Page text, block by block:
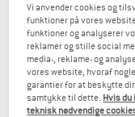
phase
NOW UP
Vi anvender cookies og
funktioner på vores
funktioner og analyserer
reklamer og stille social
media-, reklame- og
vores website, hvoraf
garantier for at beskytte
samtykke til dette. Hvis du
teknisk nødvendige